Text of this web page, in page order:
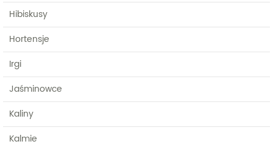
Hibiskusy
Hortensje
Irgi
Jaśminowce
Kaliny
Kalmie